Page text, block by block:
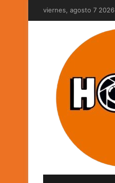
viernes, agosto 7 2026